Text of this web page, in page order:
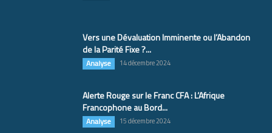
Vers une Dévaluation Imminente ou l’Abandon
de la Parité Fixe ?...
Analyse 14 décembre 2024
Alerte Rouge sur le Franc CFA : L’Afrique
Francophone au Bord...
Analyse 15 décembre 2024